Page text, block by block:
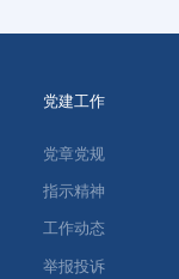
党建工作
党章党规
指示精神
工作动态
举报投诉